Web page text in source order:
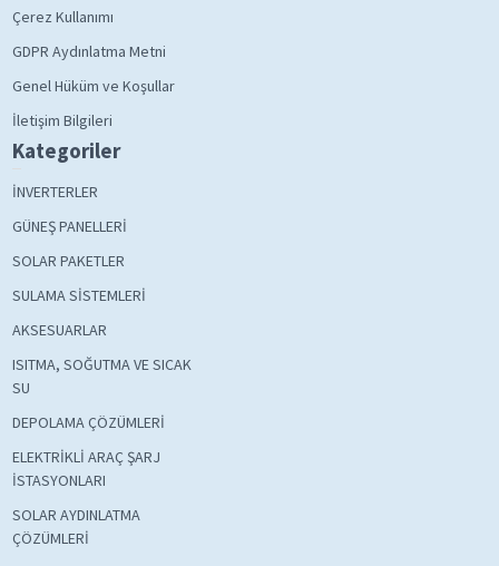
Çerez Kullanımı
GDPR Aydınlatma Metni
Genel Hüküm ve Koşullar
İletişim Bilgileri
Kategoriler
İNVERTERLER
GÜNEŞ PANELLERİ
SOLAR PAKETLER
SULAMA SİSTEMLERİ
AKSESUARLAR
ISITMA, SOĞUTMA VE SICAK
SU
DEPOLAMA ÇÖZÜMLERİ
ELEKTRİKLİ ARAÇ ŞARJ
İSTASYONLARI
SOLAR AYDINLATMA
ÇÖZÜMLERİ